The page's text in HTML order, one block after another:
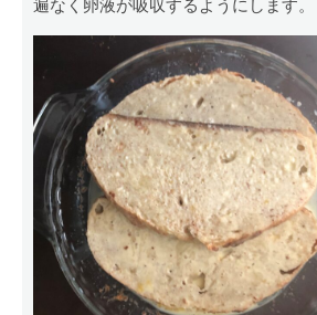
遍なく卵液が吸収するようにします。